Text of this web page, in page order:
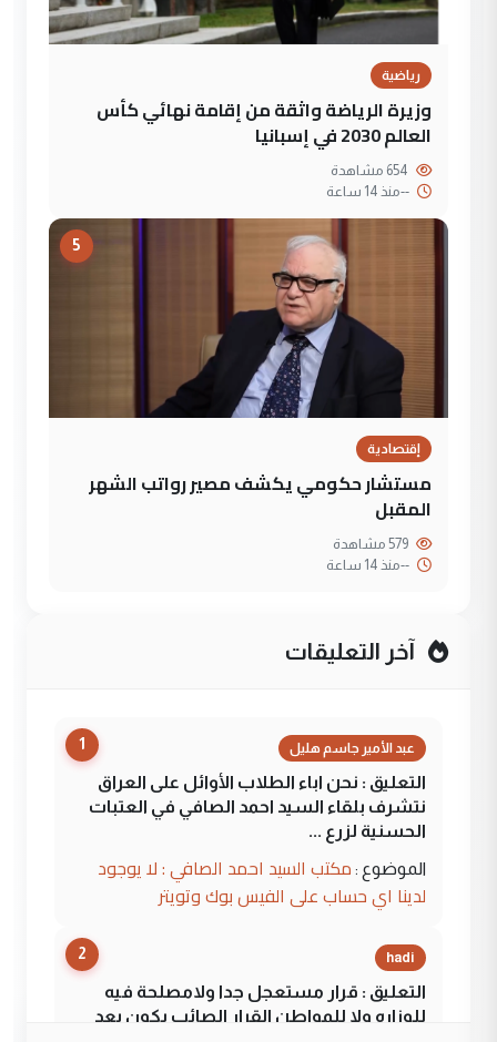
رياضية
وزيرة الرياضة واثقة من إقامة نهائي كأس
العالم 2030 في إسبانيا
--منذ 14 ساعة
5
إقتصادية
مستشار حكومي يكشف مصير رواتب الشهر
المقبل
--منذ 14 ساعة
آخر التعليقات
1 عبد الأمير جاسم هليل
التعليق : نحن اباء الطلاب الأوائل على العراق
نتشرف بلقاء السيد احمد الصافي في العتبات
الحسنية لزرع ...
الموضوع : مكتب السيد احمد الصافي : لا يوجود
لدينا اي حساب على الفيس بوك وتويتر
2 hadi
التعليق : قرار مستعجل جدا ولامصلحة فيه
للوزاره ولا للمواطن القرار الصائب يكون بعد